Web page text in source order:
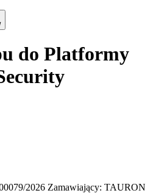
do Platformy
2026 Zamawiający: TAURON